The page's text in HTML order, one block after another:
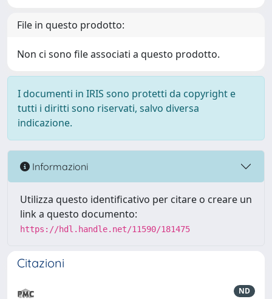
File in questo prodotto:
Non ci sono file associati a questo prodotto.
I documenti in IRIS sono protetti da copyright e
tutti i diritti sono riservati, salvo diversa
indicazione.
Informazioni
Utilizza questo identificativo per citare o creare un
link a questo documento:
https://hdl.handle.net/11590/181475
Citazioni
ND